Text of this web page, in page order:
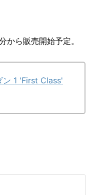
ら販売開始予定。
ン 1 'First Class'